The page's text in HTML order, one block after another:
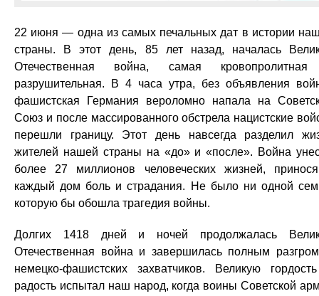
22 июня — одна из самых печальных дат в истории
страны. В этот день, 85 лет назад, началась
Отечественная война, самая
разрушительная. В 4 часа утра, без объявления
фашистская Германия вероломно напала на
Союз и после массированного обстрела нацистские
перешли границу. Этот день навсегда разделил
жителей нашей страны на «до» и «после». Война
более 27 миллионов человеческих жизней,
каждый дом боль и страдания. Не было ни одной
которую бы обошла трагедия войны.
Долгих 1418 дней и ночей продолжалась
Отечественная война и завершилась полным
немецко-фашистских захватчиков. Великую
радость испытал наш народ, когда воины Советской